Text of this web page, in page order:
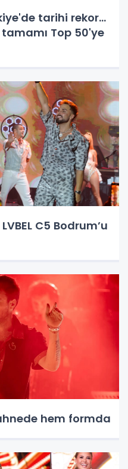
tarihi rekor...
tamamı Top 50'ye
C5 Bodrum’u
hem formda